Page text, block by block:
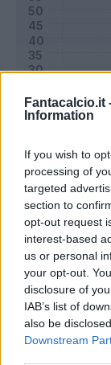
Fantacalcio.it
Information
If you wish to
processing of
targeted
section to
opt-out request
interest-based
us or personal
your opt-out.
disclosure of
IAB’s list of
also be
Downstream
Riepilogo